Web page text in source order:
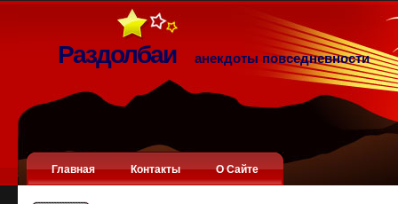
Раздолбаи анекдоты повседневности
Главная Контакты О Сайте